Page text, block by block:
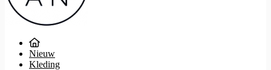
Nieuw
Kleding